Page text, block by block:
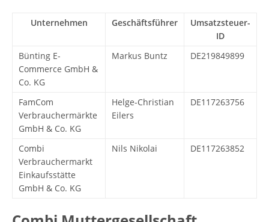
Unternehmen Geschäftsführer
Umsatzsteuer-
ID
Bünting E-
Commerce GmbH &
Co. KG
Markus Buntz DE219849899
FamCom
Verbrauchermärkte
GmbH & Co. KG
Helge-Christian
Eilers
DE117263756
Combi
Verbrauchermarkt
Einkaufsstätte
GmbH & Co. KG
Nils Nikolai DE117263852